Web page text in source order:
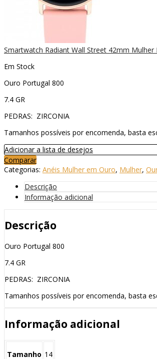
Smartwatch Radiant Wall Street 42mm Mulher
Em Stock
Ouro Portugal 800
7.4 GR
PEDRAS: ZIRCONIA
Tamanhos possíveis por encomenda, basta
Adicionar a lista de desejos
Comparar
Categorias: Anéis Mulher em Ouro, Mulher,
Descrição
Informação adicional
Descrição
Ouro Portugal 800
7.4 GR
PEDRAS: ZIRCONIA
Tamanhos possíveis por encomenda, basta
Informação adicional
Tamanho 14